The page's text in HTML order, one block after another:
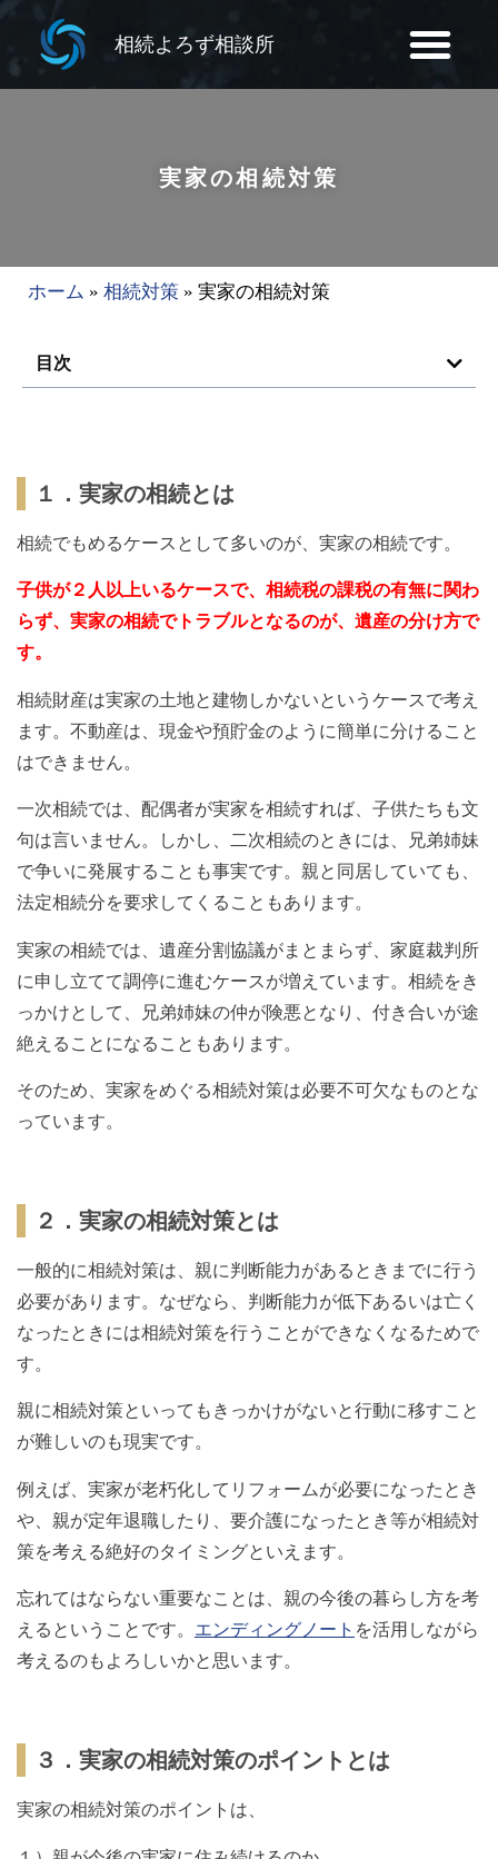
相続よろず相談所
実家の相続対策
ホーム » 相続対策 » 実家の相続対策
目次
１．実家の相続とは
相続でもめるケースとして多いのが、実家の相続です。
子供が２人以上いるケースで、相続税の課税の有無に関わ
らず、実家の相続でトラブルとなるのが、遺産の分け方で
す。
相続財産は実家の土地と建物しかないというケースで考え
ます。不動産は、現金や預貯金のように簡単に分けること
はできません。
一次相続では、配偶者が実家を相続すれば、子供たちも文
句は言いません。しかし、二次相続のときには、兄弟姉妹
で争いに発展することも事実です。親と同居していても、
法定相続分を要求してくることもあります。
実家の相続では、遺産分割協議がまとまらず、家庭裁判所
に申し立てて調停に進むケースが増えています。相続をき
っかけとして、兄弟姉妹の仲が険悪となり、付き合いが途
絶えることになることもあります。
そのため、実家をめぐる相続対策は必要不可欠なものとな
っています。
２．実家の相続対策とは
一般的に相続対策は、親に判断能力があるときまでに行う
必要があります。なぜなら、判断能力が低下あるいは亡く
なったときには相続対策を行うことができなくなるためで
す。
親に相続対策といってもきっかけがないと行動に移すこと
が難しいのも現実です。
例えば、実家が老朽化してリフォームが必要になったとき
や、親が定年退職したり、要介護になったとき等が相続対
策を考える絶好のタイミングといえます。
忘れてはならない重要なことは、親の今後の暮らし方を考
えるということです。 エンディングノート を活用しながら
考えるのもよろしいかと思います。
３．実家の相続対策のポイントとは
実家の相続対策のポイントは、